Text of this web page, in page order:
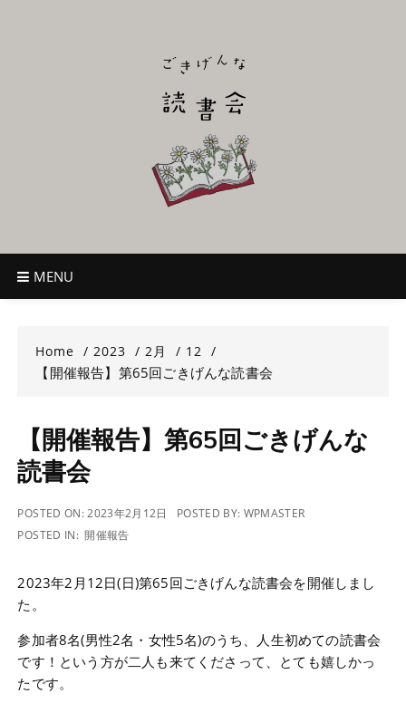
ごきげんな読
~児童書好き主催者によるオールジャンルOK！のんびり読書会~
MENU
Home 2023 2月 12
【開催報告】第65回ごきげんな読書会
【開催報告】第65回ごきげんな
読書会
POSTED ON:2023年2月12日 POSTED BY: WPMASTER
POSTED IN: 開催報告
2023年2月12日(日)第65回ごきげんな読書会を開催しまし
た。
参加者8名(男性2名・女性5名)のうち、人生初めての読書会
です！という方が二人も来てくださって、とても嬉しかっ
たです。